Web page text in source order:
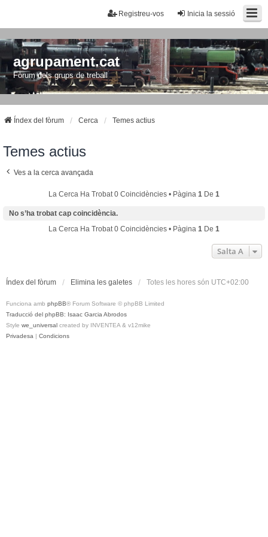
Inicia la sessió
Registreu-vos
agrupament.cat
Fòrum dels grups de treball
Índex del fòrum Cerca Temes actius
Temes actius
Ves a la cerca avançada
La Cerca Ha Trobat 0 Coincidències • Pàgina 1 De 1
No s’ha trobat cap coincidència.
La Cerca Ha Trobat 0 Coincidències • Pàgina 1 De 1
Salta A
Índex del fòrum Elimina les galetes Totes les hores són UTC+02:00
Funciona amb phpBB® Forum Software © phpBB Limited
Traducció del phpBB: Isaac Garcia Abrodos
Style we_universal created by INVENTEA & v12mike
Privadesa | Condicions